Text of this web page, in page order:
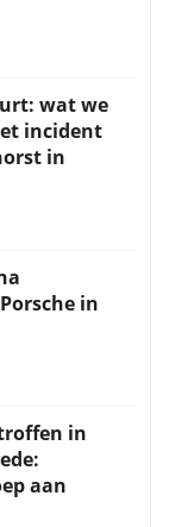
wat we
incident
in
in
in
aan